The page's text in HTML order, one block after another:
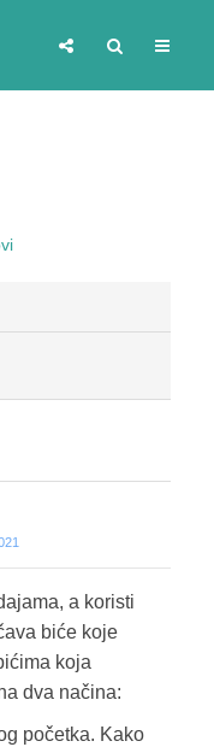
a koristi
biće koje
koja
dva načina:
početka. Kako